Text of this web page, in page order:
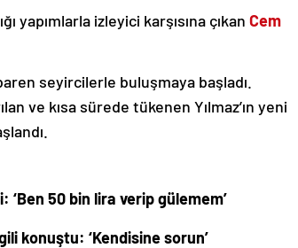
yapımlarla izleyici karşısına çıkan Cem
seyircilerle buluşmaya başladı.
ve kısa sürede tükenen Yılmaz’ın yeni
‘Ben 50 bin lira verip gülemem’
konuştu: ‘Kendisine sorun’